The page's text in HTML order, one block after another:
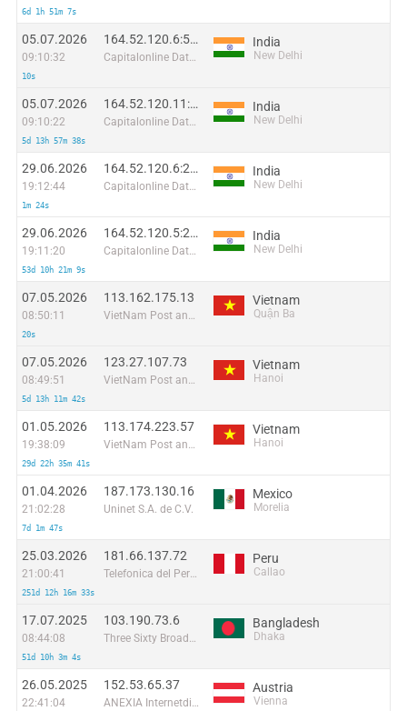
6d 1h 51m 7s
05.07.2026
09:10:32
10s
164.52.120.6:54462
Capitalonline Data Service (HK) Co
India
New Delhi
05.07.2026
09:10:22
5d 13h 57m 38s
164.52.120.11:44163
Capitalonline Data Service (HK) Co
India
New Delhi
29.06.2026
19:12:44
1m 24s
164.52.120.6:28475
Capitalonline Data Service (HK) Co
India
New Delhi
29.06.2026
19:11:20
53d 10h 21m 9s
164.52.120.5:23782
Capitalonline Data Service (HK) Co
India
New Delhi
07.05.2026
08:50:11
20s
113.162.175.13
VietNam Post and Telecom Corporation
Vietnam
Quận Ba
07.05.2026
08:49:51
5d 13h 11m 42s
123.27.107.73
VietNam Post and Telecom Corporation
Vietnam
Hanoi
01.05.2026
19:38:09
29d 22h 35m 41s
113.174.223.57
VietNam Post and Telecom Corporation
Vietnam
Hanoi
01.04.2026
21:02:28
7d 1m 47s
187.173.130.16
Uninet S.A. de C.V.
Mexico
Morelia
25.03.2026
21:00:41
251d 12h 16m 33s
181.66.137.72
Telefonica del Peru S.A.A.
Peru
Callao
17.07.2025
08:44:08
51d 10h 3m 4s
103.190.73.6
Three Sixty Broadband Internet Service
Bangladesh
Dhaka
26.05.2025
22:41:04
152.53.65.37
ANEXIA Internetdienstleistungs GmbH
Austria
Vienna